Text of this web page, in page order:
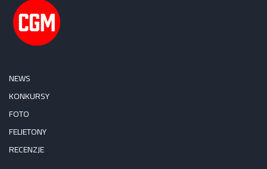
NEWS
KONKURSY
FOTO
FELIETONY
RECENZJE